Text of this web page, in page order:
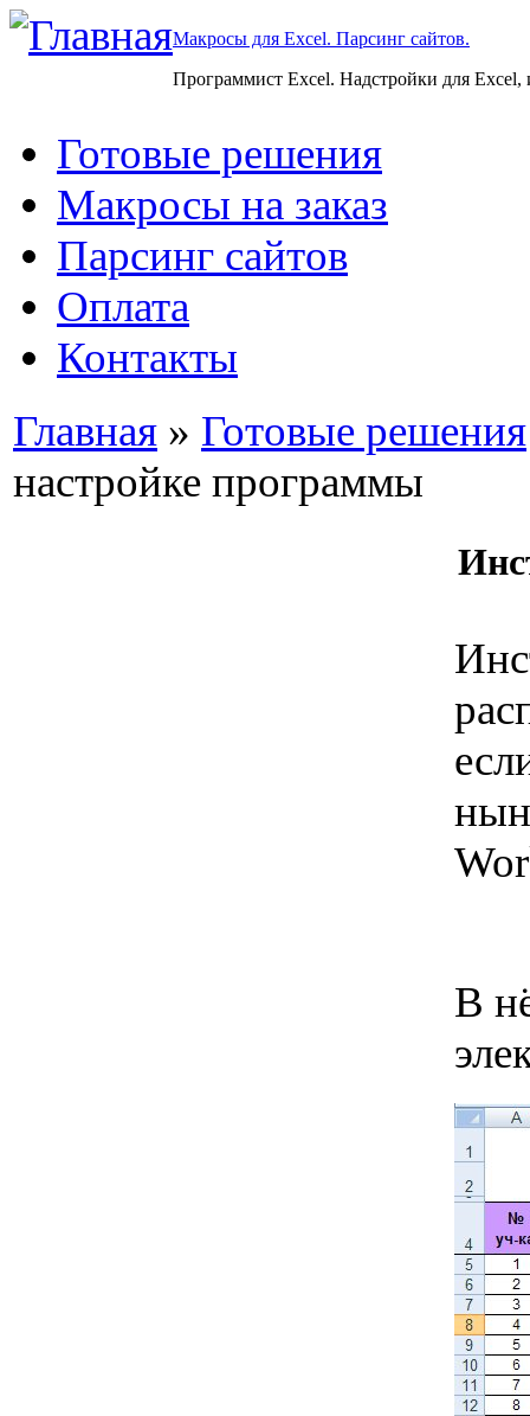
Макросы для Excel. Парсинг сайтов.
Программист Excel. Надстройки для Excel,
Готовые решения
Макросы на заказ
Парсинг сайтов
Оплата
Контакты
Главная » Готовые решения
настройке программы
В